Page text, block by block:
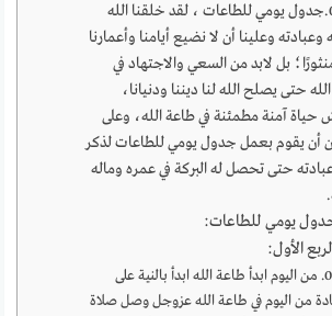
جدول يومي للطاعات ، لقد خلقنا الله
وعبادته وعلينا أن لا نضيع أيامنا وأعمارنا
بل لابد من السعي والاجتهاد في
حتى يصلح الله لنا ديننا ودنيانا،
حياة آمنة مطمئنة في طاعة الله، وعلى
أن يقوم بعمل جدول يومي للطاعات لذكر
حتى تحصل له البركة في عمره وماله
يومي للطاعات:
الأول:
من اليوم ابدأ طاعة الله ابدأ بالنية على
من اليوم في طاعة الله عزوجل وصل صلاة